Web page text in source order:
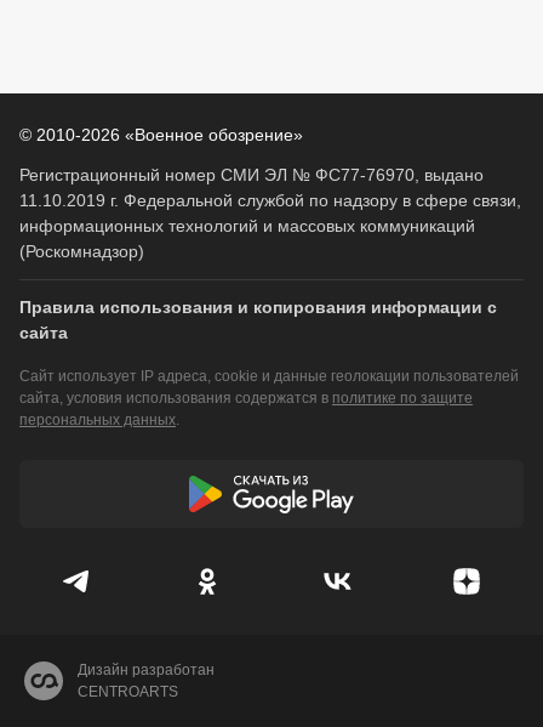
© 2010-2026 «Военное обозрение»
Регистрационный номер СМИ ЭЛ № ФС77-76970, выдано
11.10.2019 г. Федеральной службой по надзору в сфере связи,
информационных технологий и массовых коммуникаций
(Роскомнадзор)
Правила использования и копирования информации с
сайта
Сайт использует IP адреса, cookie и данные геолокации пользователей
сайта, условия использования содержатся в политике по защите
персональных данных.
Дизайн разработан
CENTROARTS